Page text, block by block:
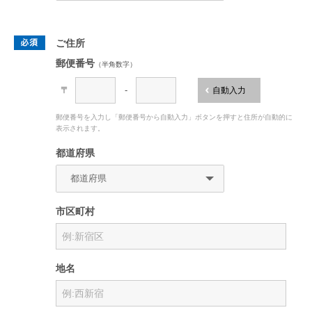
ご住所
郵便番号 （半角数字）
〒 - 自動入力
郵便番号を入力し「郵便番号から自動入力」ボタンを押すと住所が自動的に
表示されます。
都道府県
市区町村
地名